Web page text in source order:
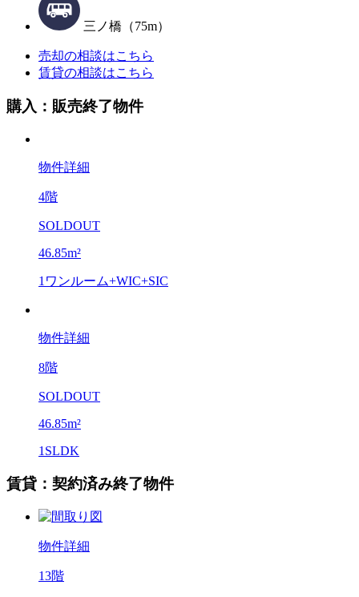
三ノ橋（75m）
売却の相談はこちら
賃貸の相談はこちら
購入：販売終了物件
物件詳細
4階
SOLDOUT
46.85m²
1ワンルーム+WIC+SIC
物件詳細
8階
SOLDOUT
46.85m²
1SLDK
賃貸：契約済み終了物件
物件詳細
13階